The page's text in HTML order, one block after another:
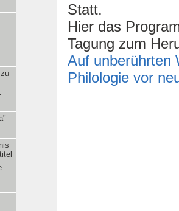
Statt.
Hier das
Tagung zum
Auf unberührten
Philologie vor